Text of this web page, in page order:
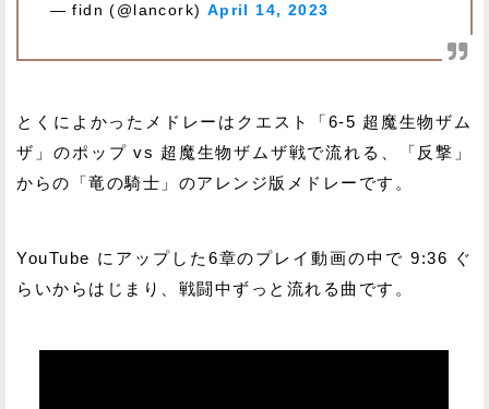
— fidn (@lancork) April 14, 2023
とくによかったメドレーはクエスト「6-5 超魔生物ザム
ザ」のポップ vs 超魔生物ザムザ戦で流れる、「反撃」
からの「竜の騎士」のアレンジ版メドレーです。
YouTube にアップした6章のプレイ動画の中で 9:36 ぐ
らいからはじまり、戦闘中ずっと流れる曲です。